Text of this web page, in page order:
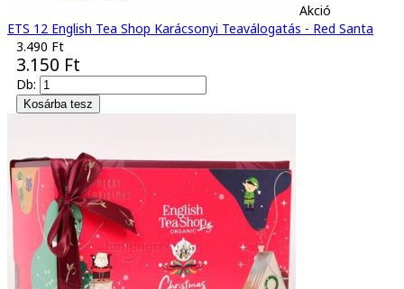
Akció
ETS 12 English Tea Shop Karácsonyi Teaválogatás - Red Santa
3.490 Ft
3.150 Ft
Db: